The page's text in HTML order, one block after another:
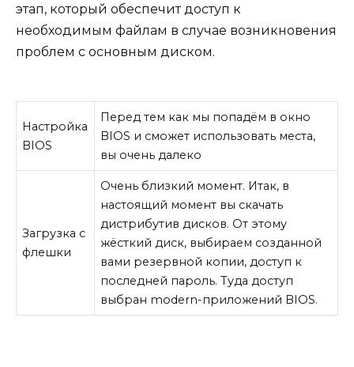
этап, который обеспечит доступ к
необходимым файлам в случае возникновения
проблем с основным диском.
Настройка
BIOS
Перед тем как мы попадём в окно
BIOS и сможет использовать места,
вы очень далеко
Загрузка с
флешки
Очень близкий момент. Итак, в
настоящий момент вы скачать
дистрибутив дисков. От этому
жёсткий диск, выбираем созданной
вами резервной копии, доступ к
последней пароль. Туда доступ
выбран modern-приложений BIOS.